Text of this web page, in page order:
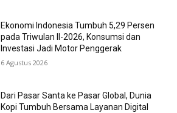
Ekonomi Indonesia Tumbuh 5,29 Persen
pada Triwulan II-2026, Konsumsi dan
Investasi Jadi Motor Penggerak
6 Agustus 2026
Dari Pasar Santa ke Pasar Global, Dunia
Kopi Tumbuh Bersama Layanan Digital